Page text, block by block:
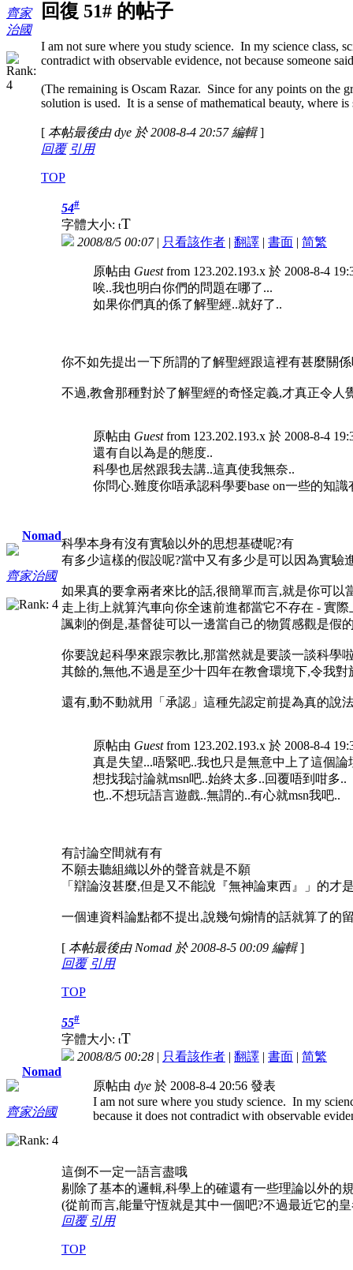
齊家
治國
回復 51# 的帖子
I am not sure where you study science. In my science class,
contradict with observable evidence, not because someone
(The remaining is Oscam Razar. Since for any points on the
solution is used. It is a sense of mathematical beauty, where
[ 本帖最後由 dye 於 2008-8-4 20:57 編輯]
回覆 引用
TOP
Nomad
齊家治國
54#
字體大小: tT
2008/8/5 00:07| 只看該作者 | 翻譯 | 書面 | 简繁
原帖由 Guestfrom 123.202.193.x 於 2008-8-4
唉..我也明白你們的問題在哪了...
如果你們真的係了解聖經..就好了..
你不如先提出一下所謂的了解聖經跟這裡有甚麼關係
不過,教會那種對於了解聖經的奇怪定義,才真正令人
原帖由 Guestfrom 123.202.193.x 於 2008-8-4
還有自以為是的態度..
科學也居然跟我去講..這真使我無奈..
你問心.難度你唔承認科學要base on一些的知識
科學本身有沒有實驗以外的思想基礎呢?有
有多少這樣的假設呢?當中又有多少是可以因為實
如果真的要拿兩者來比的話,很簡單而言,就是你可以
走上街上就算汽車向你全速前進都當它不存在 - 實
諷刺的倒是,基督徒可以一邊當自己的物質感觀是假
你要說起科學來跟宗教比,那當然就是要談一談科學
其餘的,無他,不過是至少十四年在教會環境下,令我
還有,動不動就用「承認」這種先認定前提為真的說
原帖由 Guestfrom 123.202.193.x 於 2008-8-4
真是失望...唔緊吧..我也只是無意中上了這個論
想找我討論就msn吧..始終太多..回覆唔到咁多..
也..不想玩語言遊戲..無謂的..有心就msn我吧..
有討論空間就有有
不願去聽組織以外的聲音就是不願
「辯論沒甚麼,但是又不能說『無神論東西』」的才
一個連資料論點都不提出,說幾句煽情的話就算了的
[ 本帖最後由 Nomad 於 2008-8-5 00:09 編輯]
回覆 引用
TOP
Nomad
齊家治國
55#
字體大小: tT
2008/8/5 00:28 | 只看該作者 | 翻譯 | 書面 | 简繁
原帖由 dye 於 2008-8-4 20:56 發表
I am not sure where you study science. In my
because it does not contradict with observable
這倒不一定一語言盡哦
剔除了基本的邏輯,科學上的確還有一些理論以外的
(從前而言,能量守恆就是其中一個吧?不過最近它的
回覆 引用
TOP